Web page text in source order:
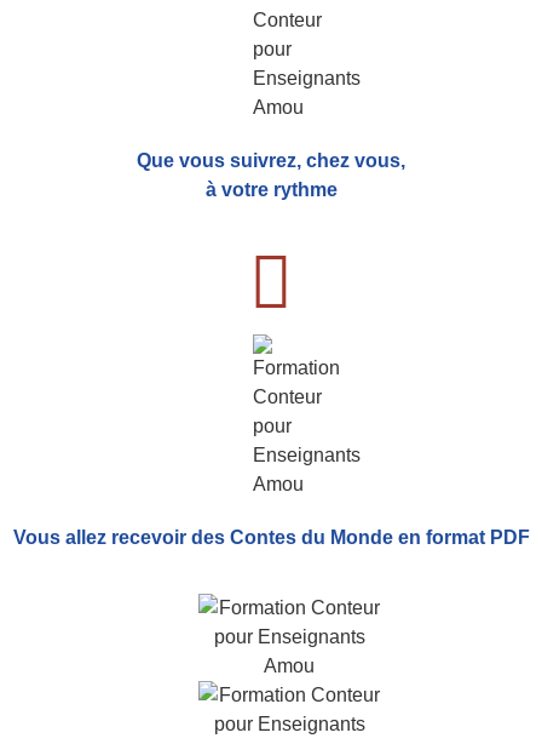
Que vous suivrez, chez vous,
à votre rythme
Vous allez recevoir des Contes du Monde en format PDF